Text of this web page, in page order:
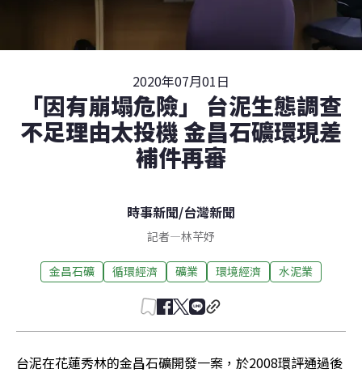
2020年07月01日
「因有崩塌危險」 台泥生態調查
不足理由太投機 金昌石礦環現差
補件再審
時事新聞/台灣新聞
記者—林芊妤
金昌石礦 循環經濟 礦業 環境經濟 水泥業
台泥在花蓮秀林的金昌石礦開發一案，於2008環評通過後